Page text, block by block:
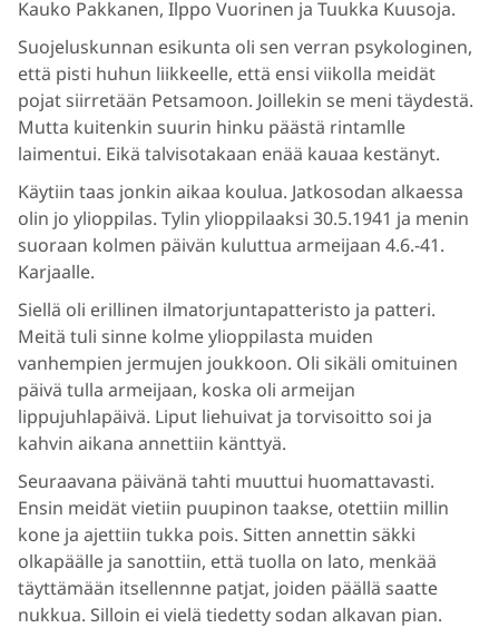
Kauko Pakkanen, Ilppo Vuorinen ja Tuukka Kuusoja.
Suojeluskunnan esikunta oli sen verran psykologinen,
että pisti huhun liikkeelle, että ensi viikolla meidät
pojat siirretään Petsamoon. Joillekin se meni täydestä.
Mutta kuitenkin suurin hinku päästä rintamlle
laimentui. Eikä talvisotakaan enää kauaa kestänyt.
Käytiin taas jonkin aikaa koulua. Jatkosodan alkaessa
olin jo ylioppilas. Tylin ylioppilaaksi 30.5.1941 ja menin
suoraan kolmen päivän kuluttua armeijaan 4.6.-41.
Karjaalle.
Siellä oli erillinen ilmatorjuntapatteristo ja patteri.
Meitä tuli sinne kolme ylioppilasta muiden
vanhempien jermujen joukkoon. Oli sikäli omituinen
päivä tulla armeijaan, koska oli armeijan
lippujuhlapäivä. Liput liehuivat ja torvisoitto soi ja
kahvin aikana annettiin känttyä.
Seuraavana päivänä tahti muuttui huomattavasti.
Ensin meidät vietiin puupinon taakse, otettiin millin
kone ja ajettiin tukka pois. Sitten annettin säkki
olkapäälle ja sanottiin, että tuolla on lato, menkää
täyttämään itsellennne patjat, joiden päällä saatte
nukkua. Silloin ei vielä tiedetty sodan alkavan pian.